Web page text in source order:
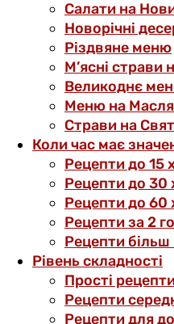
Салати на
Новорічні
Різдвяне меню
М’ясні страви
Великоднє
Меню на
Страви на
Коли час має
Рецепти до 15
Рецепти до 30
Рецепти до 60
Рецепти за 2
Рецепти більш
Рівень складності
Прості
Рецепти
Рецепти для